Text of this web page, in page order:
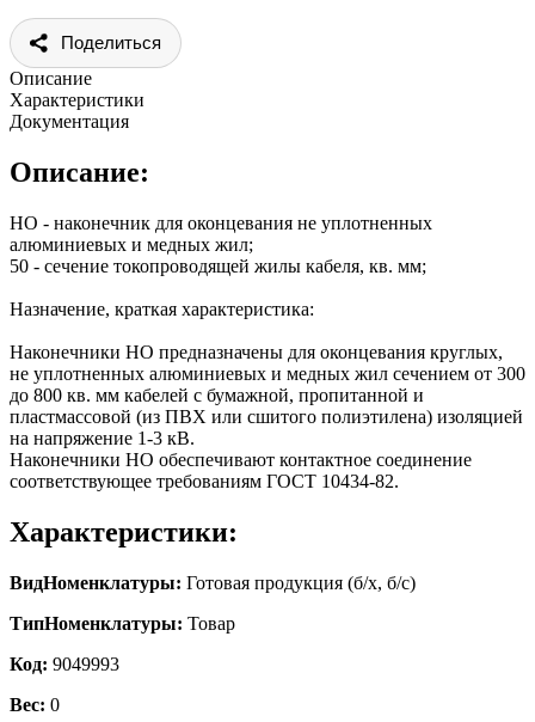
Поделиться
Описание
Характеристики
Документация
Описание:
НО - наконечник для оконцевания не уплотненных
алюминиевых и медных жил;
50 - сечение токопроводящей жилы кабеля, кв. мм;
Назначение, краткая характеристика:
Наконечники НО предназначены для оконцевания круглых,
не уплотненных алюминиевых и медных жил сечением от 300
до 800 кв. мм кабелей с бумажной, пропитанной и
пластмассовой (из ПВХ или сшитого полиэтилена) изоляцией
на напряжение 1-3 кВ.
Наконечники НО обеспечивают контактное соединение
соответствующее требованиям ГОСТ 10434-82.
Характеристики:
ВидНоменклатуры: Готовая продукция (б/х, б/с)
ТипНоменклатуры: Товар
Код: 9049993
Вес: 0